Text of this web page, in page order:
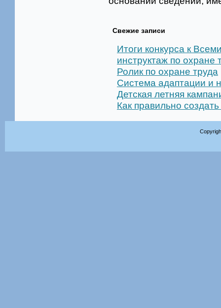
Свежие записи
Итоги конкурса к
инструктаж по охране
Ролик по охране труда
Система адаптации и
Детская летняя
Как правильно